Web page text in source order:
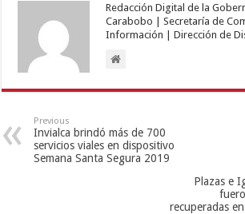
Redacción Digital de la
Carabobo | Secretaría de
Información | Dirección de
Previous
Invialca brindó más de 700
servicios viales en dispositivo
Semana Santa Segura 2019
Plazas e
recuperadas